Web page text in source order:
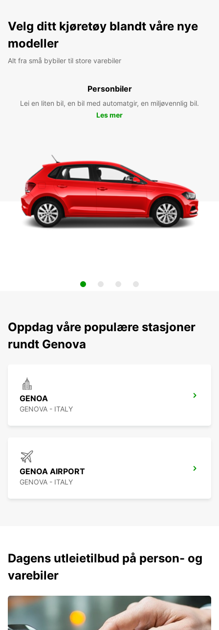
Velg ditt kjøretøy blandt våre nye
modeller
Alt fra små bybiler til store varebiler
Personbiler
Lei en liten bil, en bil med automatgir, en miljøvennlig bil.
Les mer
Oppdag våre populære stasjoner
rundt Genova
GENOA
GENOVA - ITALY
GENOA AIRPORT
GENOVA - ITALY
Dagens utleietilbud på person- og
varebiler